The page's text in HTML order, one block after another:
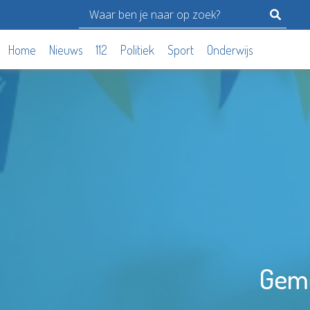
Home Nieuws 112 Politiek Sport Onderwijs